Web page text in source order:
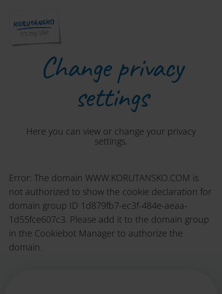
Change privacy
settings
Here you can view or change your privacy
settings.
Error: The domain WWW.KORUTANSKO.COM is
not authorized to show the cookie declaration for
domain group ID 1d879fb7-ec3f-484e-aeaa-
1d55fce607c3. Please add it to the domain group
in the Cookiebot Manager to authorize the
domain.